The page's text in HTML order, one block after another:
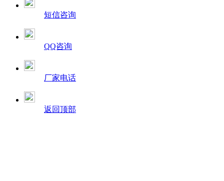
短信咨询
QQ咨询
厂家电话
返回顶部